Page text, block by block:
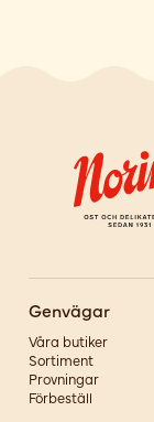
Genvägar
Våra butiker
Sortiment
Provningar
Förbeställ